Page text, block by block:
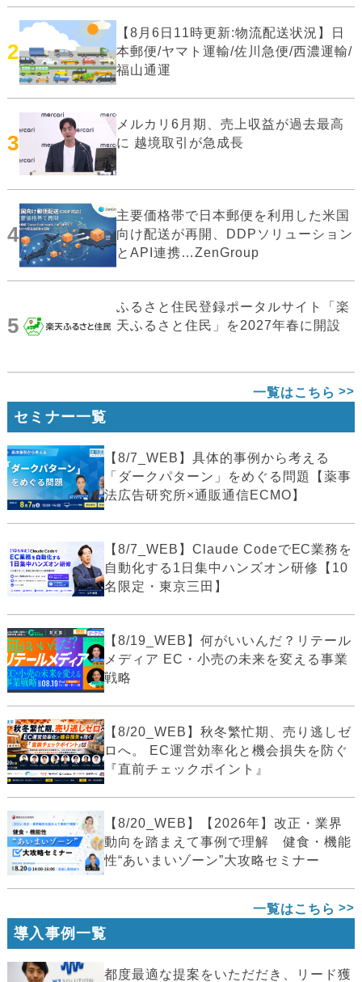
2
【8月6日11時更新:物流配送状況】日
本郵便/ヤマト運輸/佐川急便/西濃運輸/
福山通運
3
メルカリ6月期、売上収益が過去最高
に 越境取引が急成長
4
主要価格帯で日本郵便を利用した米国
向け配送が再開、DDPソリューション
とAPI連携…ZenGroup
5
ふるさと住民登録ポータルサイト「楽
天ふるさと住民」を2027年春に開設
一覧はこちら
セミナー一覧
【8/7_WEB】具体的事例から考える
「ダークパターン」をめぐる問題【薬事
法広告研究所×通販通信ECMO】
【8/7_WEB】Claude CodeでEC業務を
自動化する1日集中ハンズオン研修【10
名限定・東京三田】
【8/19_WEB】何がいいんだ？リテール
メディア EC・小売の未来を変える事業
戦略
【8/20_WEB】秋冬繁忙期、売り逃しゼ
ロへ。 EC運営効率化と機会損失を防ぐ
『直前チェックポイント』
【8/20_WEB】【2026年】改正・業界
動向を踏まえて事例で理解 健食・機能
性“あいまいゾーン”大攻略セミナー
一覧はこちら
導入事例一覧
都度最適な提案をいただだき、リード獲